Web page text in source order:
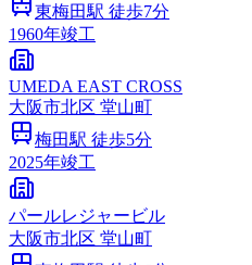
東梅田駅 徒歩7分
1960年竣工
UMEDA EAST CROSS
大阪市北区 堂山町
梅田駅 徒歩5分
2025年竣工
パールレジャービル
大阪市北区 堂山町